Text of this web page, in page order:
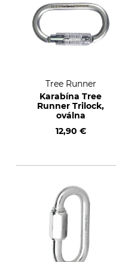
Tree Runner
Karabína Tree
Runner Trilock,
oválna
12,90 €